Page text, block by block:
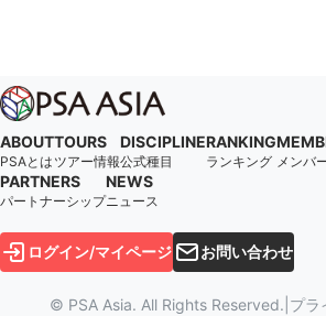
ABOUT
PSAとは
TOURS
ツアー情報
DISCIPLINE
公式種目
RANKING
ランキング メンバ
PARTNERS
パートナーシップ
NEWS
ニュース
ログイン/マイページ お問い合わせ
© PSA Asia. All Rights Reserved. プラ